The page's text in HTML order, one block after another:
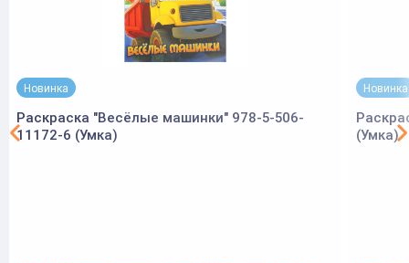
Новинка
Раскраска "Весёлые машинки" 978-5-506-
11172-6 (Умка)
Новинка
(Умка)